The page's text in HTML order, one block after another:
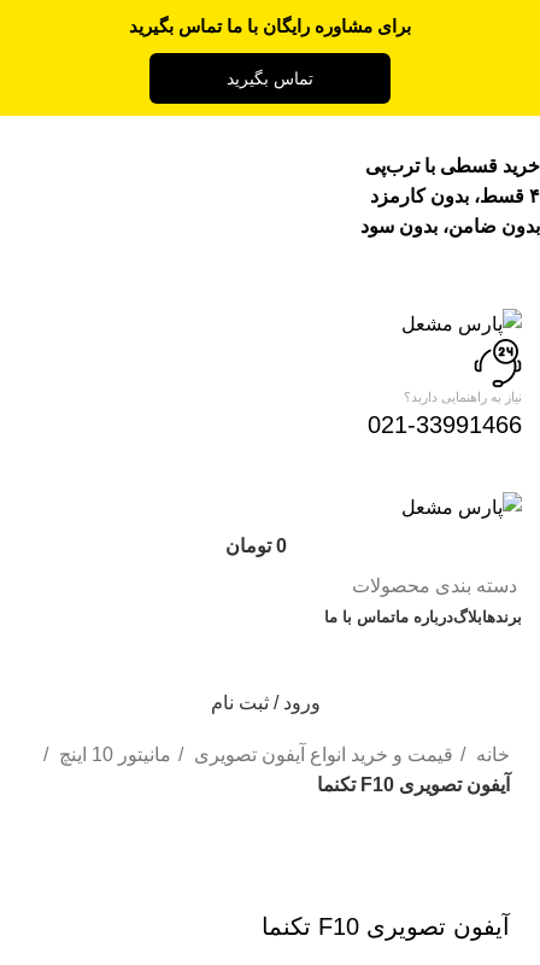
خرید قسطی با ترب‌پی
۴ قسط، بدون کارمزد
بدون ضامن، بدون سود
نیاز به راهنمایی دارید؟
021-33991466
0 تومان
دسته بندی محصولات
برندهابلاگدرباره ماتماس با ما
ورود / ثبت نام
خانه قیمت و خرید انواع آیفون تصویری
مانیتور 10 اینچ
آیفون تصویری F10 تکنما
آیفون تصویری F10 تکنما
برای مشاوره رایگان با ما تماس بگیرید
تماس بگیرید